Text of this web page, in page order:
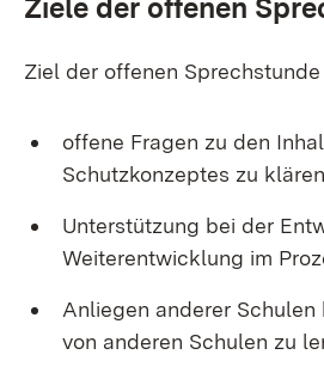
Ziele der offenen
Ziel der offenen Sprechstunde
offene Fragen zu den
Schutzkonzeptes zu
Unterstützung bei der
Weiterentwicklung im
Anliegen anderer Schulen
von anderen Schulen zu